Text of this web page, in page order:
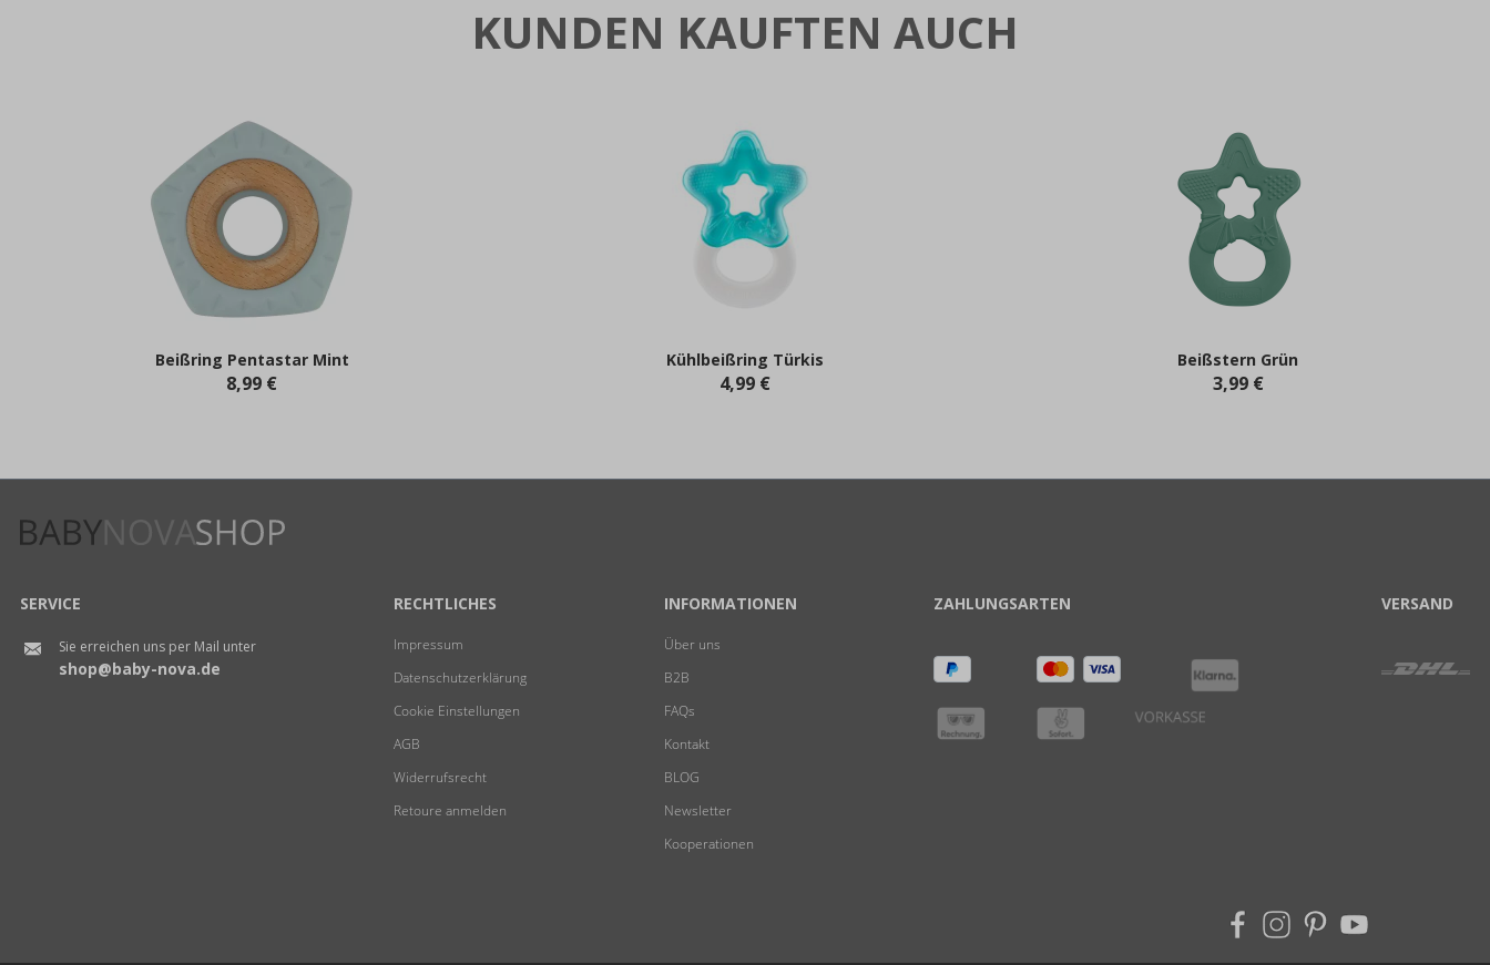
KUNDEN KAUFTEN AUCH
Beißring Pentastar Mint
8,99 €
Kühlbeißring Türkis
4,99 €
Beißstern Grün
3,99 €
SERVICE
Sie erreichen uns per Mail unter
shop@baby-nova.de
RECHTLICHES
Impressum
Datenschutzerklärung
Cookie Einstellungen
AGB
Widerrufsrecht
Retoure anmelden
INFORMATIONEN
Über uns
B2B
FAQs
Kontakt
BLOG
Newsletter
Kooperationen
ZAHLUNGSARTEN VERSAND